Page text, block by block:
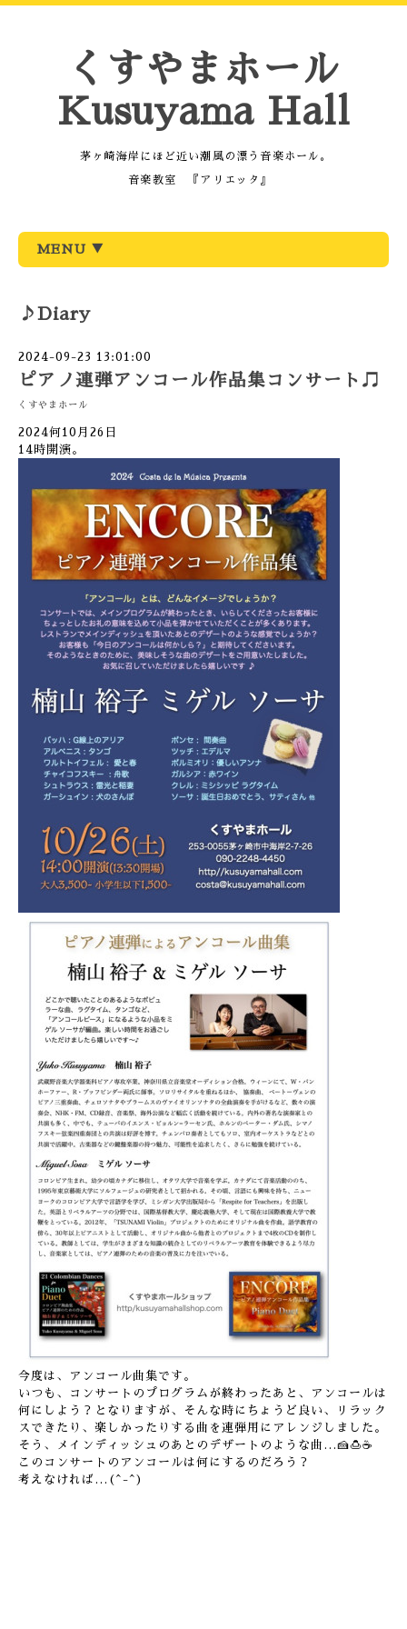
くすやまホール
Kusuyama Hall
茅ヶ崎海岸にほど近い潮風の漂う音楽ホール。
音楽教室 『アリエッタ』
MENU ▼
♪Diary
2024-09-23 13:01:00
ピアノ連弾アンコール作品集コンサート♫
くすやまホール
2024何10月26日
14時開演。
今度は、アンコール曲集です。
いつも、コンサートのプログラムが終わったあと、アンコールは
何にしよう？となりますが、そんな時にちょうど良い、リラック
スできたり、楽しかったりする曲を連弾用にアレンジしました。
そう、メインディッシュのあとのデザートのような曲…🍰🍮☕️
このコンサートのアンコールは何にするのだろう？
考えなければ…(^-^)